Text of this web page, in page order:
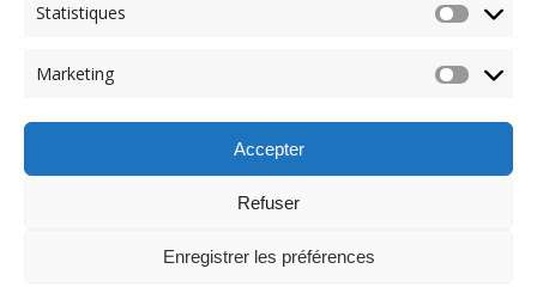
Statistiques
Marketing
Accepter
Refuser
Enregistrer les préférences
Navigation
de
l'article
Previous
PDG Juillet 2021 (94)
© 2026 Maison des Jeunes de Boucherville.